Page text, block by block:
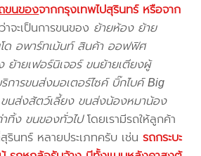
ขนของจากกรุงเทพไปสุรินทร์ หรือจาก
จะเป็นการขนของ ย้ายห้อง ย้าย
ด อพาร์ทเม้นท์ สินค้า ออฟฟิศ
ย้ายเฟอร์นิเจอร์ ขนย้ายเตียงผู้
การขนส่งมอเตอร์ไซค์ บิ๊กไบค์ Big
นส่งสัตว์เลี้ยง ขนส่งน้องหมาน้อง
าทิ้ง ขนของทั่วไปโดยเรามีรถให้ลูกค้า
รินทร์ หลายประเภทครับ เช่นรถกระบะ